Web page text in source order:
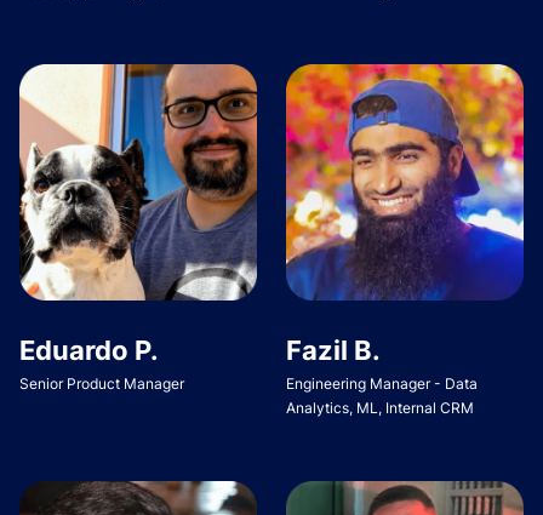
Eduardo P.
Senior Product Manager
Fazil B.
Engineering Manager - Data
Analytics, ML, Internal CRM